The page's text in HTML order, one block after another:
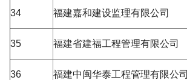
34 福建嘉和建设监理有限公司
35 福建省建福工程管理有限公司
36 福建中闽华泰工程管理有限公司